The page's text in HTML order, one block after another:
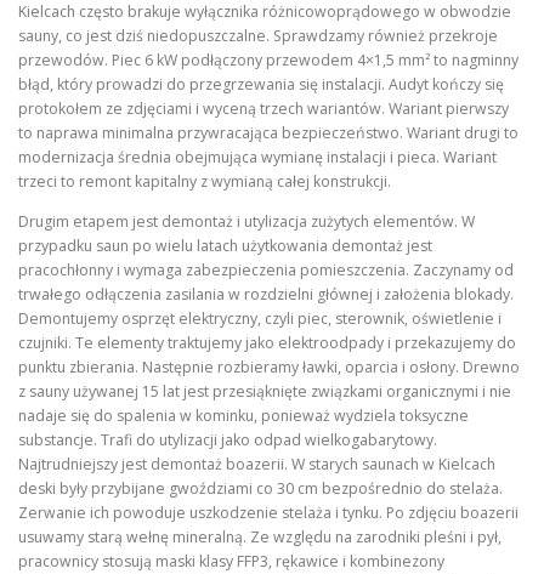
Kielcach często brakuje wyłącznika różnicowoprądowego w obwodzie
sauny, co jest dziś niedopuszczalne. Sprawdzamy również przekroje
przewodów. Piec 6 kW podłączony przewodem 4×1,5 mm² to nagminny
błąd, który prowadzi do przegrzewania się instalacji. Audyt kończy się
protokołem ze zdjęciami i wyceną trzech wariantów. Wariant pierwszy
to naprawa minimalna przywracająca bezpieczeństwo. Wariant drugi to
modernizacja średnia obejmująca wymianę instalacji i pieca. Wariant
trzeci to remont kapitalny z wymianą całej konstrukcji.
Drugim etapem jest demontaż i utylizacja zużytych elementów. W
przypadku saun po wielu latach użytkowania demontaż jest
pracochłonny i wymaga zabezpieczenia pomieszczenia. Zaczynamy od
trwałego odłączenia zasilania w rozdzielni głównej i założenia blokady.
Demontujemy osprzęt elektryczny, czyli piec, sterownik, oświetlenie i
czujniki. Te elementy traktujemy jako elektroodpady i przekazujemy do
punktu zbierania. Następnie rozbieramy ławki, oparcia i osłony. Drewno
z sauny używanej 15 lat jest przesiąknięte związkami organicznymi i nie
nadaje się do spalenia w kominku, ponieważ wydziela toksyczne
substancje. Trafi do utylizacji jako odpad wielkogabarytowy.
Najtrudniejszy jest demontaż boazerii. W starych saunach w Kielcach
deski były przybijane gwoździami co 30 cm bezpośrednio do stelaża.
Zerwanie ich powoduje uszkodzenie stelaża i tynku. Po zdjęciu boazerii
usuwamy starą wełnę mineralną. Ze względu na zarodniki pleśni i pył,
pracownicy stosują maski klasy FFP3, rękawice i kombinezony